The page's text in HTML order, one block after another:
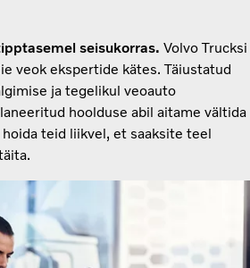
seisukorras. Volvo Trucksi
veok ekspertide kätes. Täiustatud
ja tegelikul veoauto
hoolduse abil aitame vältida
teid liikvel, et saaksite teel